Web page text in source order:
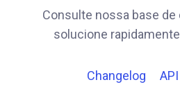
Consulte nossa base
solucione
Changelog API